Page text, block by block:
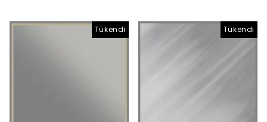
Tükendi Tükendi